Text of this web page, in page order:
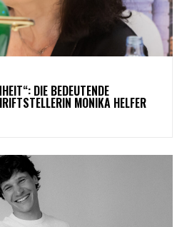
DIE BEDEUTENDE
MONIKA HELFER